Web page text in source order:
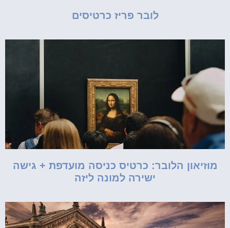
לובר פריז כרטיסים
מוזיאון הלובר: כרטיס כניסה מועדפת + גישה
ישירה למונה ליזה